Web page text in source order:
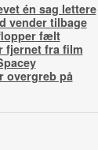
én sag lettere
vender tilbage
fælt
fjernet fra film
overgreb på